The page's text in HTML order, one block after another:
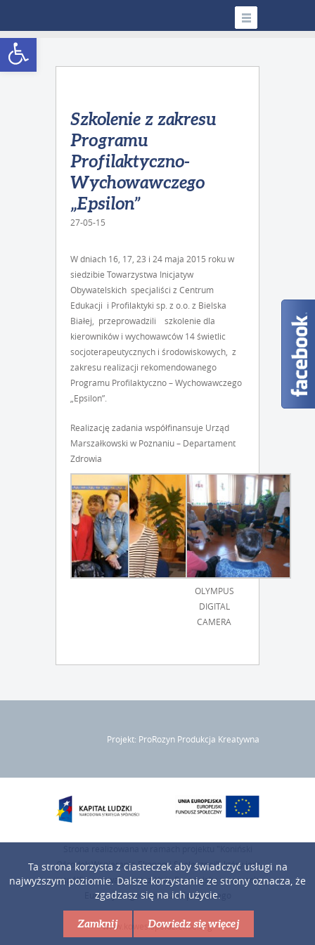
Open toolbar
Szkolenie z zakresu
Programu
Profilaktyczno-
Wychowawczego
„Epsilon”
27-05-15
W dniach 16, 17, 23 i 24 maja 2015 roku w
siedzibie Towarzystwa Inicjatyw
Obywatelskich specjaliści z Centrum
Edukacji i Profilaktyki sp. z o.o. z Bielska
Białej, przeprowadzili szkolenie dla
kierowników i wychowawców 14 świetlic
socjoterapeutycznych i środowiskowych, z
zakresu realizacji rekomendowanego
Programu Profilaktyczno – Wychowawczego
„Epsilon”.
Realizację zadania współfinansuje Urząd
Marszałkowski w Poznaniu – Departament
Zdrowia
OLYMPUS
DIGITAL
CAMERA
Projekt: ProRozyn Produkcja Kreatywna
Ośrodek Wspierania Ekonomi Społecznej", który jest
współfinansowany przez Unię Europejską w ramach
Europejskiego Funduszu Społecznego
www.kowes.spoldzielnie.org
Ta strona korzysta z ciasteczek aby świadczyć usługi na
najwyższym poziomie. Dalsze korzystanie ze strony oznacza, że
zgadzasz się na ich użycie.
Zamknij Dowiedz się więcej